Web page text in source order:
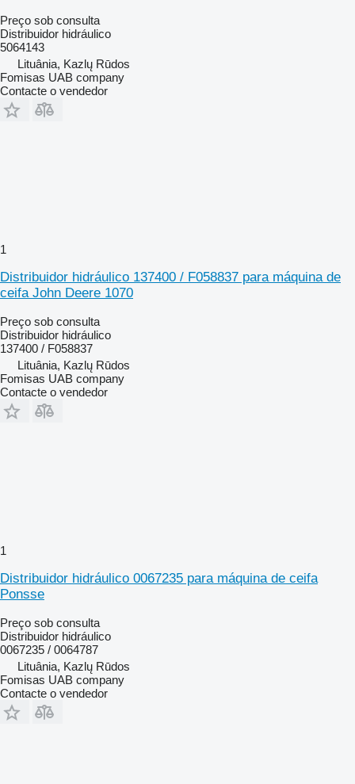
Preço sob consulta
Distribuidor hidráulico
5064143
Lituânia, Kazlų Rūdos
Fomisas UAB company
Contacte o vendedor
1
Distribuidor hidráulico 137400 / F058837 para máquina de
ceifa John Deere 1070
Preço sob consulta
Distribuidor hidráulico
137400 / F058837
Lituânia, Kazlų Rūdos
Fomisas UAB company
Contacte o vendedor
1
Distribuidor hidráulico 0067235 para máquina de ceifa
Ponsse
Preço sob consulta
Distribuidor hidráulico
0067235 / 0064787
Lituânia, Kazlų Rūdos
Fomisas UAB company
Contacte o vendedor